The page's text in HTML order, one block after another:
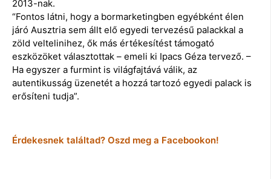
2013-nak.
“Fontos látni, hogy a bormarketingben egyébként élen
járó Ausztria sem állt elő egyedi tervezésű palackkal a
zöld veltelinihez, ők más értékesítést támogató
eszközöket választottak – emeli ki Ipacs Géza tervező. –
Ha egyszer a furmint is világfajtává válik, az
autentikusság üzenetét a hozzá tartozó egyedi palack is
erősíteni tudja”.
Érdekesnek találtad? Oszd meg a Facebookon!